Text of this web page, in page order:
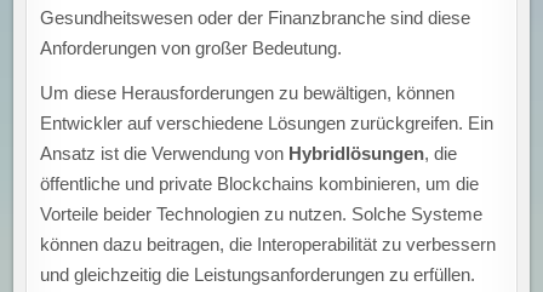
Gesundheitswesen oder der Finanzbranche sind diese
Anforderungen von großer Bedeutung.
Um diese Herausforderungen zu bewältigen, können
Entwickler auf verschiedene Lösungen zurückgreifen. Ein
Ansatz ist die Verwendung von Hybridlösungen, die
öffentliche und private Blockchains kombinieren, um die
Vorteile beider Technologien zu nutzen. Solche Systeme
können dazu beitragen, die Interoperabilität zu verbessern
und gleichzeitig die Leistungsanforderungen zu erfüllen.